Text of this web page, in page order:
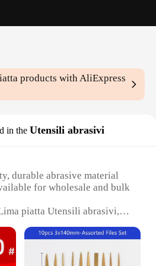
products with AliExpress
in the Utensili abrasivi
durable abrasive material
for wholesale and bulk
piatta Utensili abrasivi,
design for
for precision shaping and